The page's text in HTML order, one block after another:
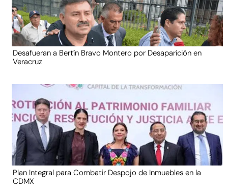
Desafueran a Bertín Bravo Montero por Desaparición en
Veracruz
Plan Integral para Combatir Despojo de Inmuebles en la
CDMX